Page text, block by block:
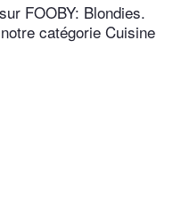
FOOBY: Blondies.
catégorie Cuisine